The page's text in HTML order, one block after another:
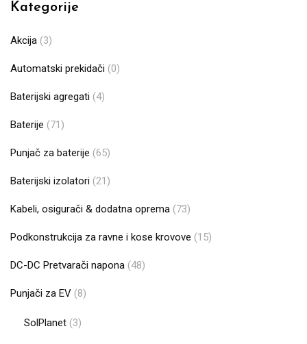
Kategorije
Akcija (3)
Automatski prekidači (0)
Baterijski agregati (4)
Baterije (71)
Punjač za baterije (65)
Baterijski izolatori (21)
Kabeli, osigurači & dodatna oprema (73)
Podkonstrukcija za ravne i kose krovove (15)
DC-DC Pretvarači napona (48)
Punjači za EV (8)
SolPlanet (3)